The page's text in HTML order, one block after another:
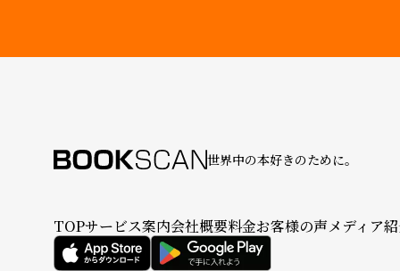
世界中の本好きのために。
TOPサービス案内会社概要料金お客様の声メディア